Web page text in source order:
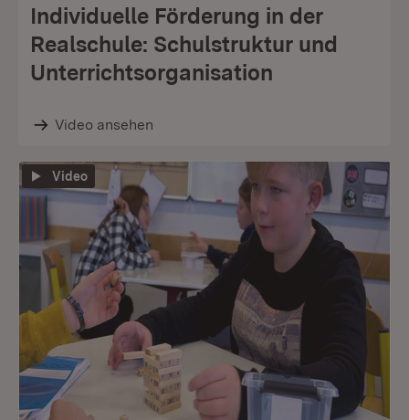
Individuelle Förderung in der
Realschule: Schulstruktur und
Unterrichtsorganisation
Video ansehen
Video